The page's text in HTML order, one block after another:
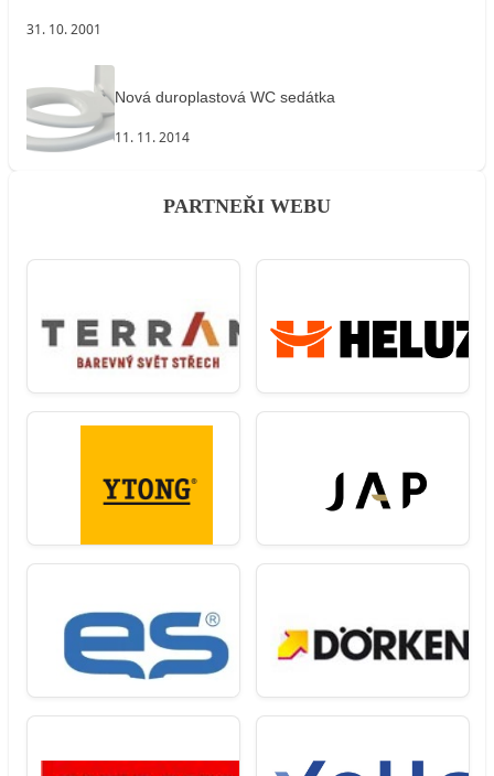
31. 10. 2001
Nová duroplastová WC sedátka
11. 11. 2014
PARTNEŘI WEBU